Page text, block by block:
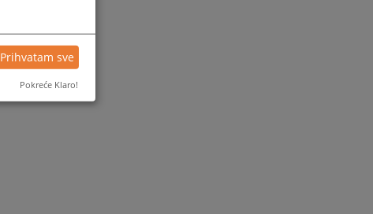
Prihvatam sve
Pokreće Klaro!